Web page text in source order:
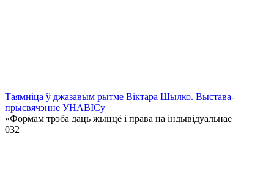
Таямніца ў джазавым рытме Віктара Шылко. Выстава-
прысвячэнне УНАВІСу
«Формам трэба даць жыццё і права на індывідуальнае
032